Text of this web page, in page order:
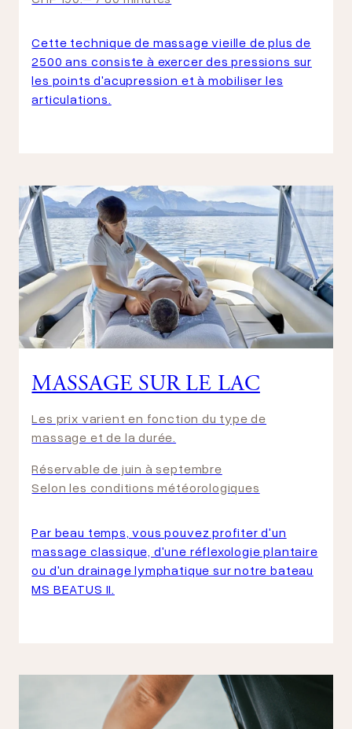
Cette technique de massage vieille de plus de
2500 ans consiste à exercer des pressions sur
les points d'acupression et à mobiliser les
articulations.
MASSAGE SUR LE LAC
Les prix varient en fonction du type de
massage et de la durée.
Réservable de juin à septembre
Selon les conditions météorologiques
Par beau temps, vous pouvez profiter d'un
massage classique, d'une réflexologie plantaire
ou d'un drainage lymphatique sur notre bateau
MS BEATUS II.